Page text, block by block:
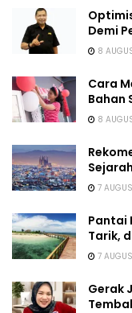
Demi
8
Cara
Bahan
8
7
Pantai
Tarik,
7
Gerak